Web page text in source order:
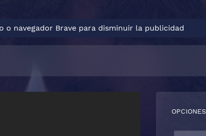
o navegador Brave para disminuir la publicidad
OPCIONES